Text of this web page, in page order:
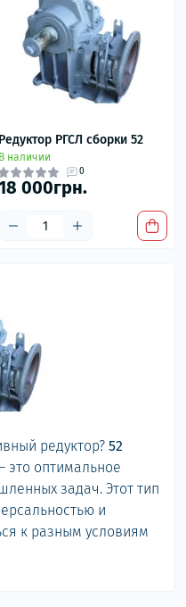
Редуктор РГСЛ сборки 52
В наличии
0
000грн.
редуктор? 52
это оптимальное
задач. Этот тип
и
к разным условиям
сборки от завода